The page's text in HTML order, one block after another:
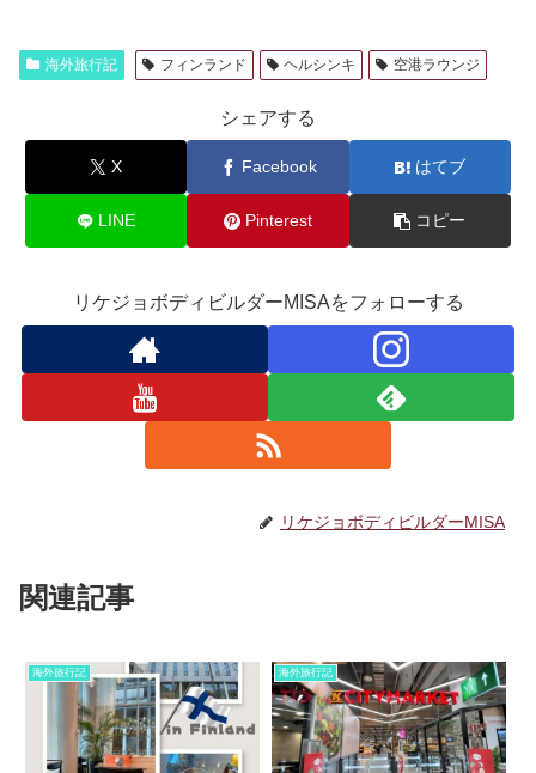
海外旅行記 フィンランド ヘルシンキ 空港ラウンジ
シェアする
X Facebook はてブ
LINE Pinterest コピー
リケジョボディビルダーMISAをフォローする
リケジョボディビルダーMISA
関連記事
海外旅行記 海外旅行記